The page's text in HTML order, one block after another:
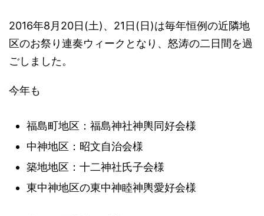
2016年8月20日(土)、21日(日)は毎年恒例の近隣地
区のお祭り連奏ウィークとなり、怒涛の二日間を過
ごしました。
今年も
福島町地区：福島神社神輿同好会様
中神地区：昭文自治会様
築地地区：十二神社氏子会様
東中神地区の東中神睦神輿愛好会様